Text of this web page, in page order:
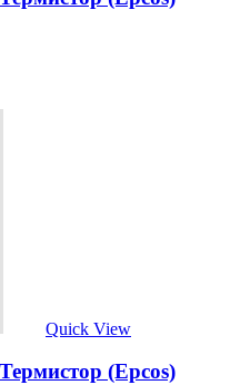
Quick View
(Epcos)